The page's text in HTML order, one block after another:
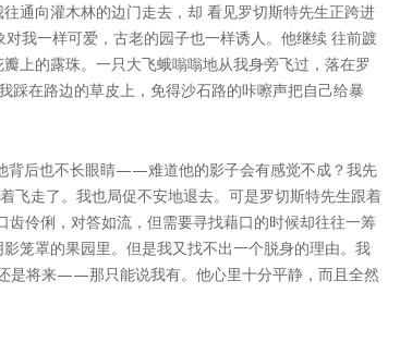
通向灌木林的边门走去，却 看见罗切斯特先生正跨进
我一样可爱，古老的园子也一样诱人。他继续 往前踱
上的露珠。一只大飞蛾嗡嗡地从我身旁飞过，落在罗
踩在路边的草皮上，免得沙石路的咔嚓声把自己给暴
背后也不长眼睛——难道他的影子会有感觉不成？我先
飞走了。我也局促不安地退去。可是罗切斯特先生跟着
伶俐，对答如流，但需要寻找藉口的时候却往往一筹
笼罩的果园里。但是我又找不出一个脱身的理由。我
是将来——那只能说我有。他心里十分平静，而且全然